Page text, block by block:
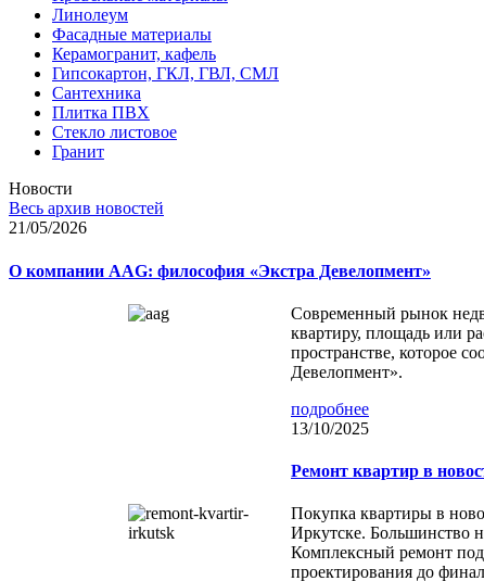
Линолеум
Фасадные материалы
Керамогранит, кафель
Гипсокартон, ГКЛ, ГВЛ, СМЛ
Сантехника
Плитка ПВХ
Стекло листовое
Гранит
Новости
Весь архив новостей
21/05/2026
О компании AAG: философия «Экстра Девелопмент»
Современный рынок
квартиру, площадь или
пространстве, которое
Девелопмент».
подробнее
13/10/2025
Ремонт квартир в
Покупка квартиры в
Иркутске. Большинство
Комплексный ремонт
проектирования до